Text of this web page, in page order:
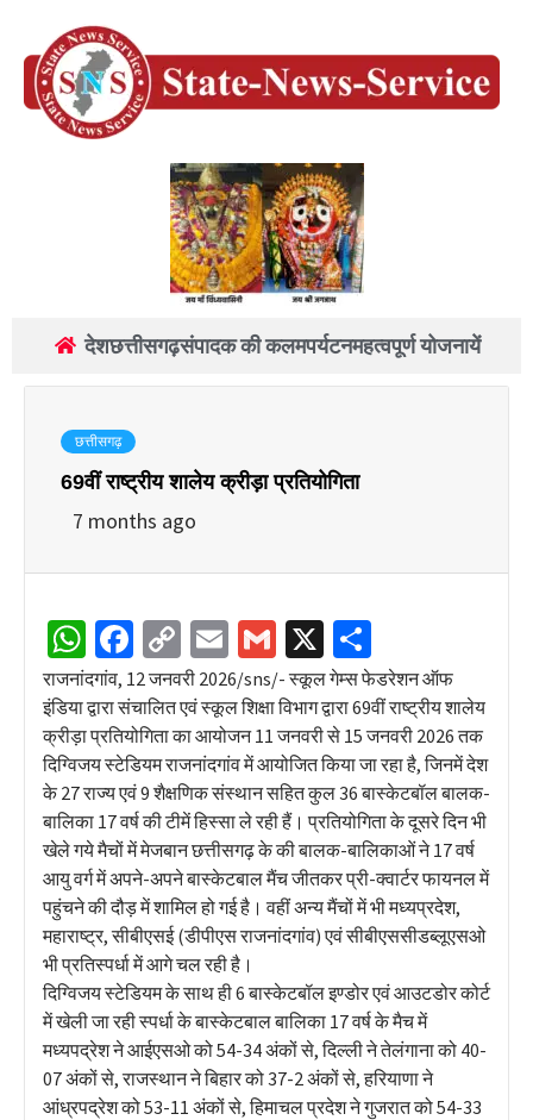
देशछत्तीसगढ़संपादक की कलमपर्यटनमहत्वपूर्ण योजनायें
छत्तीसगढ़
69वीं राष्ट्रीय शालेय क्रीड़ा प्रतियोगिता
7 months ago
WhatsApp
Facebook
Copy
Link
EmailGmail
X
राजनांदगांव, 12 जनवरी 2026/sns/- स्कूल गेम्स फेडरेशन ऑफ
इंडिया द्वारा संचालित एवं स्कूल शिक्षा विभाग द्वारा 69वीं राष्ट्रीय शालेय
क्रीड़ा प्रतियोगिता का आयोजन 11 जनवरी से 15 जनवरी 2026 तक
दिग्विजय स्टेडियम राजनांदगांव में आयोजित किया जा रहा है, जिनमें देश
के 27 राज्य एवं 9 शैक्षणिक संस्थान सहित कुल 36 बास्केटबॉल बालक-
बालिका 17 वर्ष की टीमें हिस्सा ले रही हैं। प्रतियोगिता के दूसरे दिन भी
खेले गये मैचों में मेजबान छत्तीसगढ़ के की बालक-बालिकाओं ने 17 वर्ष
आयु वर्ग में अपने-अपने बास्केटबाल मैंच जीतकर प्री-क्वार्टर फायनल में
पहुंचने की दौड़ में शामिल हो गई है। वहीं अन्य मैंचों में भी मध्यप्रदेश,
महाराष्ट्र, सीबीएसई (डीपीएस राजनांदगांव) एवं सीबीएससीडब्लूएसओ
भी प्रतिस्पर्धा में आगे चल रही है।
दिग्विजय स्टेडियम के साथ ही 6 बास्केटबॉल इण्डोर एवं आउटडोर कोर्ट
में खेली जा रही स्पर्धा के बास्केटबाल बालिका 17 वर्ष के मैच में
मध्यपद्रेश ने आईएसओ को 54-34 अंकों से, दिल्ली ने तेलंगाना को 40-
07 अंकों से, राजस्थान ने बिहार को 37-2 अंकों से, हरियाणा ने
आंध्रपद्रेश को 53-11 अंकों से, हिमाचल प्रदेश ने गुजरात को 54-33